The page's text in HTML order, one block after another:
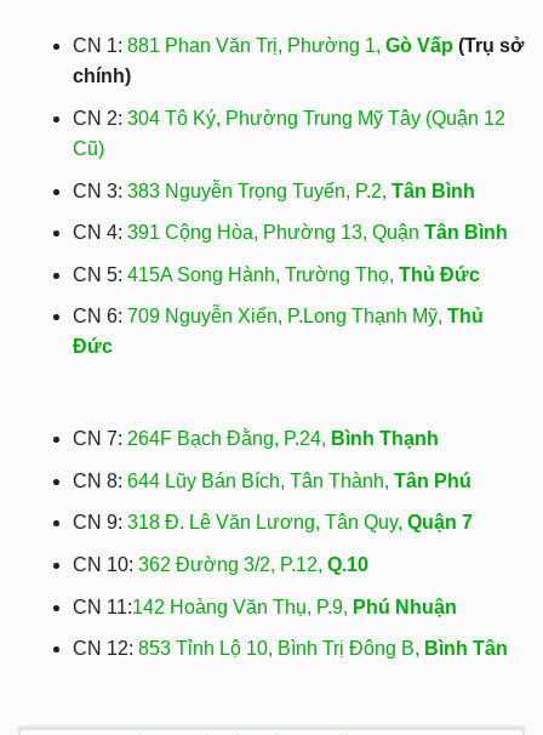
CN 1: 881 Phan Văn Trị, Phường 1, Gò Vấp (Trụ sở
chính)
CN 2: 304 Tô Ký, Phường Trung Mỹ Tây (Quận 12
Cũ)
CN 3: 383 Nguyễn Trọng Tuyển, P.2, Tân Bình
CN 4: 391 Cộng Hòa, Phường 13, Quận Tân Bình
CN 5: 415A Song Hành, Trường Thọ, Thủ Đức
CN 6: 709 Nguyễn Xiển, P.Long Thạnh Mỹ, Thủ
Đức
CN 7: 264F Bạch Đằng, P.24, Bình Thạnh
CN 8: 644 Lũy Bán Bích, Tân Thành, Tân Phú
CN 9: 318 Đ. Lê Văn Lương, Tân Quy, Quận 7
CN 10: 362 Đường 3/2, P.12, Q.10
CN 11:142 Hoàng Văn Thụ, P.9, Phú Nhuận
CN 12: 853 Tỉnh Lộ 10, Bình Trị Đông B, Bình Tân